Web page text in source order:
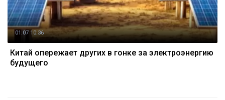
01.07 10:36
Китай опережает других в гонке за электроэнергию
будущего